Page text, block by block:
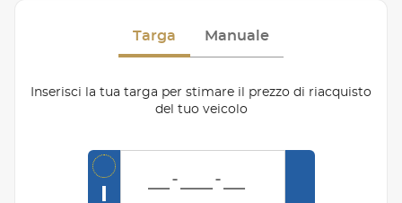
Targa Manuale
Inserisci la tua targa per stimare il prezzo di riacquisto
del tuo veicolo